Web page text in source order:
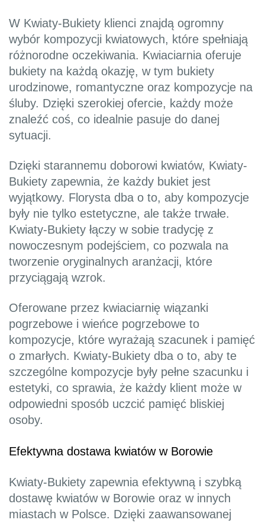
W Kwiaty-Bukiety klienci znajdą ogromny
wybór kompozycji kwiatowych, które spełniają
różnorodne oczekiwania. Kwiaciarnia oferuje
bukiety na każdą okazję, w tym bukiety
urodzinowe, romantyczne oraz kompozycje na
śluby. Dzięki szerokiej ofercie, każdy może
znaleźć coś, co idealnie pasuje do danej
sytuacji.
Dzięki starannemu doborowi kwiatów, Kwiaty-
Bukiety zapewnia, że każdy bukiet jest
wyjątkowy. Florysta dba o to, aby kompozycje
były nie tylko estetyczne, ale także trwałe.
Kwiaty-Bukiety łączy w sobie tradycję z
nowoczesnym podejściem, co pozwala na
tworzenie oryginalnych aranżacji, które
przyciągają wzrok.
Oferowane przez kwiaciarnię wiązanki
pogrzebowe i wieńce pogrzebowe to
kompozycje, które wyrażają szacunek i pamięć
o zmarłych. Kwiaty-Bukiety dba o to, aby te
szczególne kompozycje były pełne szacunku i
estetyki, co sprawia, że każdy klient może w
odpowiedni sposób uczcić pamięć bliskiej
osoby.
Efektywna dostawa kwiatów w Borowie
Kwiaty-Bukiety zapewnia efektywną i szybką
dostawę kwiatów w Borowie oraz w innych
miastach w Polsce. Dzięki zaawansowanej